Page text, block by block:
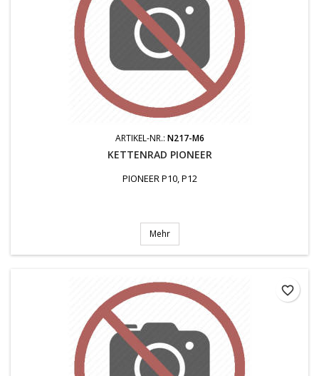
ARTIKEL-NR.: N217-M6
KETTENRAD PIONEER
PIONEER P10, P12
Mehr
favorite_border